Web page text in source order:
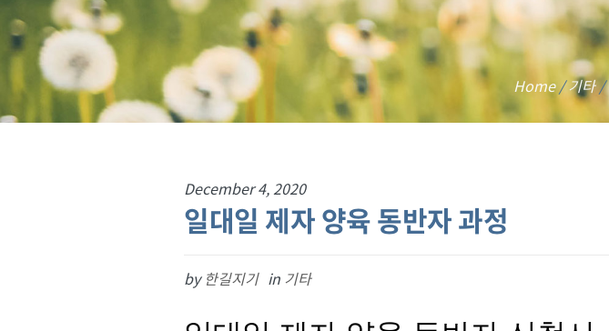
Home /기타/
December 4, 2020
일대일 제자 양육 동반자 과정
by 한길지기 in 기타